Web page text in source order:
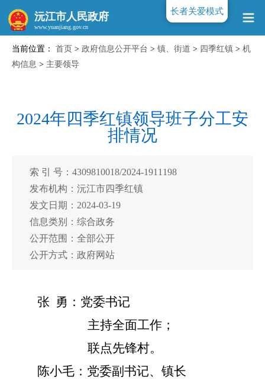
沅江市人民政府
www.yuanjiang.gov.cn
当前位置： 首页 > 政府信息公开平台 > 镇、街道 > 四季红镇 > 机
构信息 > 主要领导
2024年四季红镇领导班子分工安
排情况
索 引 号：4309810018/2024-1911198
发布机构：沅江市四季红镇
发文日期：2024-03-19
信息类别：综合政务
公开范围：全部公开
公开方式：政府网站
张 勇：党委书记
主持全面工作；
联点先锋村。
陈小毛：党委副书记、镇长
长者关爱模式